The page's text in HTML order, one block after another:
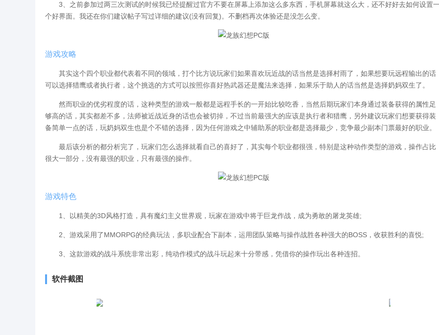
3、之前参加过两三次测试的时候我已经提醒过官方不要在屏幕上添加这么多东西，手机屏幕就这么大，还不好好去如何设置
个好界面。我还在你们建议帖子写过详细的建议(没有回复)。不删档再次体验还是没怎么变。
游戏攻略
其实这个四个职业都代表着不同的领域，打个比方说玩家们如果喜欢玩近战的话当然是选择村雨了，如果想要玩远程输出的话
可以选择猎鹰或者执行者，这个挑选的方式可以按照你喜好热武器还是魔法来选择，如果乐于助人的话当然是选择奶妈双生了。
然而职业的优劣程度的话，这种类型的游戏一般都是远程手长的一开始比较吃香，当然后期玩家们本身通过装备获得的属性足
够高的话，其实都差不多，法师被近战近身的话也会被切掉，不过当前最强大的应该是执行者和猎鹰，另外建议玩家们想要获得装
备简单一点的话，玩奶妈双生也是个不错的选择，因为任何游戏之中辅助系的职业都是选择最少，竞争最少副本门票最好的职业。
最后该分析的都分析完了，玩家们怎么选择就看自己的喜好了，其实每个职业都很强，特别是这种动作类型的游戏，操作占比
很大一部分，没有最强的职业，只有最强的操作。
游戏特色
1、以精美的3D风格打造，具有魔幻主义世界观，玩家在游戏中将于巨龙作战，成为勇敢的屠龙英雄;
2、游戏采用了MMORPG的经典玩法，多职业配合下副本，运用团队策略与操作战胜各种强大的BOSS，收获胜利的喜悦;
3、这款游戏的战斗系统非常出彩，纯动作模式的战斗玩起来十分带感，凭借你的操作玩出各种连招。
软件截图